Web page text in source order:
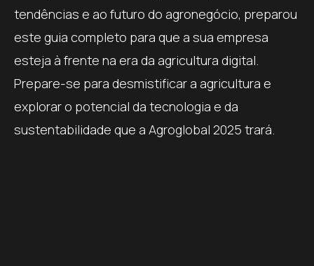
tendências e ao futuro do agronegócio, preparou
este guia completo para que a sua empresa
esteja à frente na era da agricultura digital.
Prepare-se para desmistificar a agricultura e
explorar o potencial da tecnologia e da
sustentabilidade que a Agroglobal 2025 trará.